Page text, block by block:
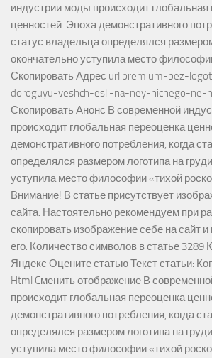
индустрии моды происходит глобальная
ценностей. Эпоха демонстративного
статус владельца определялся
окончательно уступила место
Скопировать Адрес url premium-bez-
doroguyu-veshch-esli-na-ney-nichego-ne-
Скопировать Анонс В современной
происходит глобальная переоценка
демонстративного потребления, когда
определялся размером логотипа на
уступила место философии «тихой
Внимание! В статье присутствует
сайта. Настоятельно рекомендуем при
скопировать изображение себе на сайт и
его. Количество символов в статье 3289
Яндекс Оцените статью Текст статьи:
Html Cменить отображение В
происходит глобальная переоценка
демонстративного потребления, когда
определялся размером логотипа на
уступила место философии «тихой